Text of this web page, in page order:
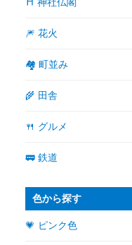
⛩ 神社仏閣
🎆 花火
🏘 町並み
🌾 田舎
🍴 グルメ
🚃 鉄道
色から探す
💗 ピンク色